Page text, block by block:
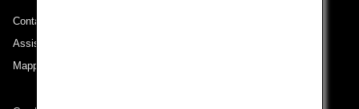
Contatti ANA
Assistenza tecnica (Accessibilità)
Mappa del sito